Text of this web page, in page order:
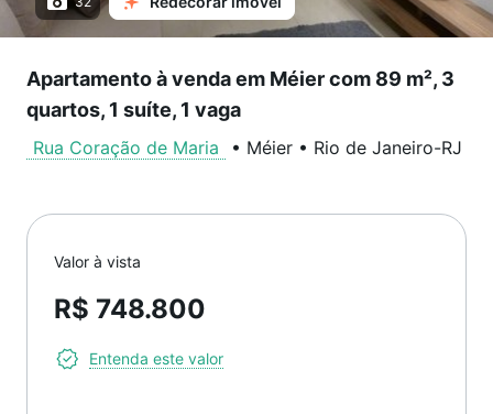
Apartamento à venda em Méier com 89 m², 3
quartos, 1 suíte, 1 vaga
Rua Coração de Maria • Méier • Rio de Janeiro-RJ
Valor à vista
R$ 748.800
Entenda este valor